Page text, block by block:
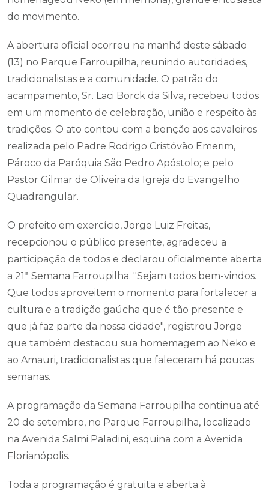
do movimento.
A abertura oficial ocorreu na manhã deste sábado
(13) no Parque Farroupilha, reunindo autoridades,
tradicionalistas e a comunidade. O patrão do
acampamento, Sr. Laci Borck da Silva, recebeu todos
em um momento de celebração, união e respeito às
tradições. O ato contou com a benção aos cavaleiros
realizada pelo Padre Rodrigo Cristóvão Emerim,
Pároco da Paróquia São Pedro Apóstolo; e pelo
Pastor Gilmar de Oliveira da Igreja do Evangelho
Quadrangular.
O prefeito em exercício, Jorge Luiz Freitas,
recepcionou o público presente, agradeceu a
participação de todos e declarou oficialmente aberta
a 21ª Semana Farroupilha. "Sejam todos bem-vindos.
Que todos aproveitem o momento para fortalecer a
cultura e a tradição gaúcha que é tão presente e
que já faz parte da nossa cidade", registrou Jorge
que também destacou sua homemagem ao Neko e
ao Amauri, tradicionalistas que faleceram há poucas
semanas.
A programação da Semana Farroupilha continua até
20 de setembro, no Parque Farroupilha, localizado
na Avenida Salmi Paladini, esquina com a Avenida
Florianópolis.
Toda a programação é gratuita e aberta à